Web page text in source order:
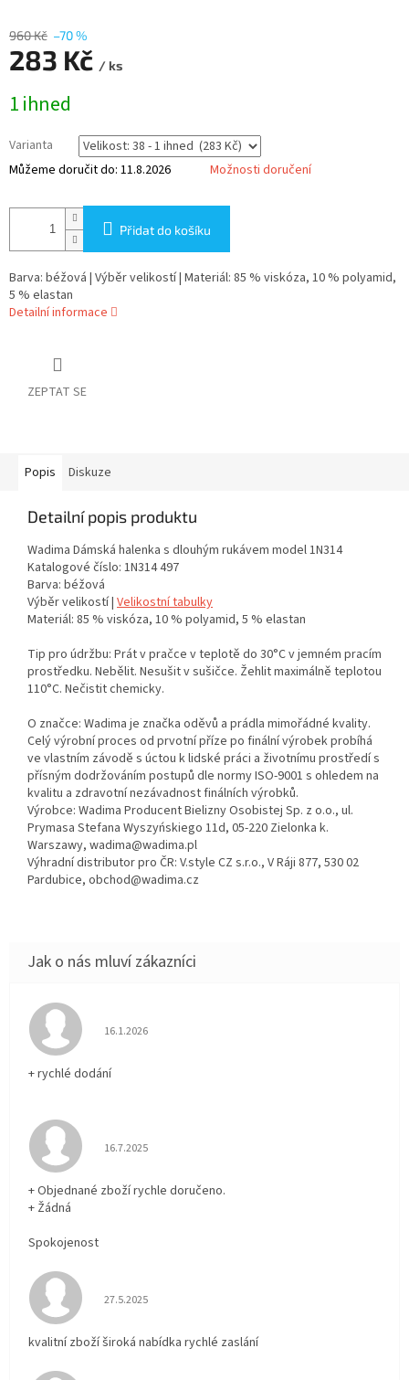
960 Kč –70 %
283 Kč / ks
cena:
1 ihned
Varianta
Můžeme doručit do: 11.8.2026 Možnosti doručení
Přidat do košíku
Barva: béžová | Výběr velikostí | Materiál: 85 % viskóza, 10 % polyamid,
5 % elastan
Detailní informace
ZEPTAT SE
Popis Diskuze
Detailní popis produktu
Wadima Dámská halenka s dlouhým rukávem model 1N314
Katalogové číslo: 1N314 497
Barva: béžová
Výběr velikostí | Velikostní tabulky
Materiál: 85 % viskóza, 10 % polyamid, 5 % elastan
Tip pro údržbu: Prát v pračce v teplotě do 30°C v jemném pracím
prostředku. Nebělit. Nesušit v sušičce. Žehlit maximálně teplotou
110°C. Nečistit chemicky.
O značce: Wadima je značka oděvů a prádla mimořádné kvality.
Celý výrobní proces od prvotní příze po finální výrobek probíhá
ve vlastním závodě s úctou k lidské práci a životnímu prostředí s
přísným dodržováním postupů dle normy ISO-9001 s ohledem na
kvalitu a zdravotní nezávadnost finálních výrobků.
Výrobce: Wadima Producent Bielizny Osobistej Sp. z o.o., ul.
Prymasa Stefana Wyszyńskiego 11d, 05-220 Zielonka k.
Warszawy, wadima@wadima.pl
Výhradní distributor pro ČR: V.style CZ s.r.o., V Ráji 877, 530 02
Pardubice, obchod@wadima.cz
Hodnocení obchodu je 5 z 5 hvězdiček.
16.1.2026
+ rychlé dodání
Hodnocení obchodu je 5 z 5 hvězdiček.
16.7.2025
+ Objednané zboží rychle doručeno.
+ Žádná
Spokojenost
Hodnocení obchodu je 5 z 5 hvězdiček.
27.5.2025
kvalitní zboží široká nabídka rychlé zaslání